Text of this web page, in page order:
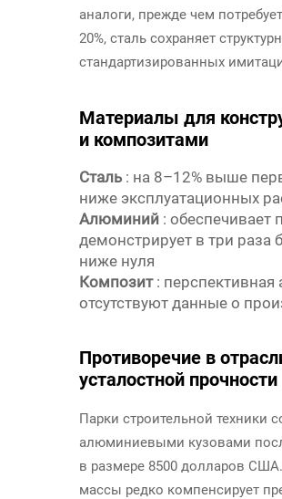
аналоги, прежде чем
20%, сталь сохраняет
стандартизированных
Материалы для
и композитами
Сталь : на 8–12% выше
ниже эксплуатационных
Алюминий :
демонстрирует в три раза
ниже нуля
Композит : перспективная
отсутствуют данные о
Противоречие в
усталостной прочности
Парки строительной техники
алюминиевыми кузовами
в размере 8500 долларов
массы редко компенсирует